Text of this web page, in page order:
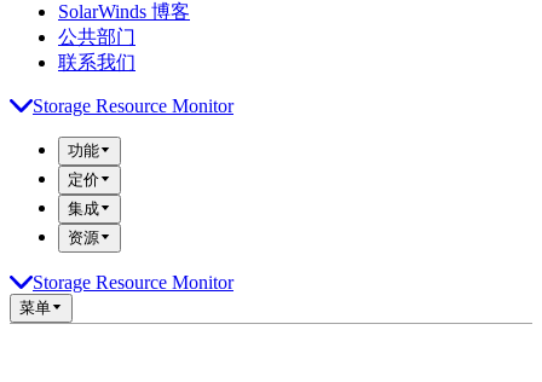
SolarWinds 博客
公共部门
联系我们
Storage Resource Monitor
功能
定价
集成
资源
Storage Resource Monitor
菜单